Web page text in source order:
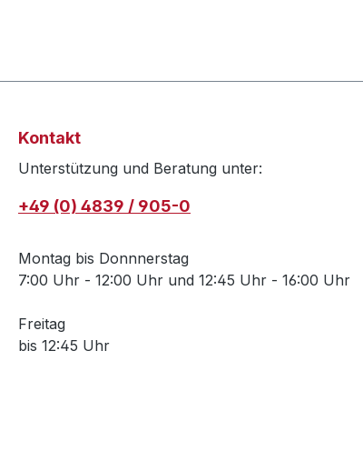
Kontakt
Unterstützung und Beratung unter:
+49 (0) 4839 / 905-0
Montag bis Donnnerstag
7:00 Uhr - 12:00 Uhr und 12:45 Uhr - 16:00 Uhr
Freitag
bis 12:45 Uhr